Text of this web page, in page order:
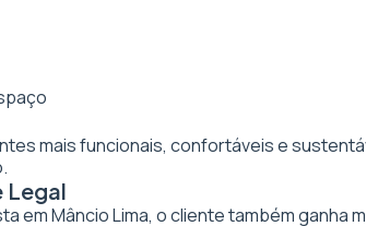
mais funcionais, confortáveis e
Legal
em Mâncio Lima, o cliente também